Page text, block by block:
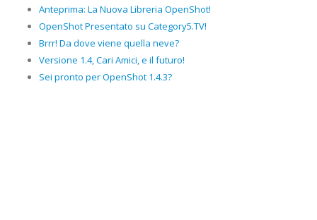
Anteprima: La Nuova Libreria OpenShot!
OpenShot Presentato su Category5.TV!
Brrr! Da dove viene quella neve?
Versione 1.4, Cari Amici, e il futuro!
Sei pronto per OpenShot 1.4.3?